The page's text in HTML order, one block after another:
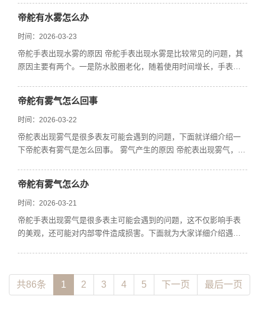
帝舵有水雾怎么办
时间：2026-03-23
帝舵手表出现水雾的原因 帝舵手表出现水雾是比较常见的问题，其
原因主要有两个。一是防水胶圈老化，随着使用时间增长，手表的
帝舵有雾气怎么回事
时间：2026-03-22
帝舵表出现雾气是很多表友可能会遇到的问题，下面就详细介绍一
下帝舵表有雾气是怎么回事。 雾气产生的原因 帝舵表出现雾气，主
帝舵有雾气怎么办
时间：2026-03-21
帝舵手表出现雾气是很多表主可能会遇到的问题，这不仅影响手表
的美观，还可能对内部零件造成损害。下面就为大家详细介绍遇到
共86条 1 2 3 4 5 下一页 最后一页